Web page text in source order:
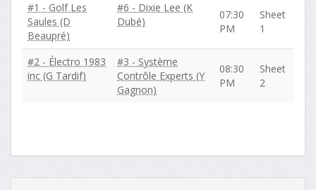
#1 - Golf Les
Saules (D
Beaupré)
#6 - Dixie Lee (K
Dubé)
07:30
PM
Sheet
1
#2 - Électro 1983
inc (G Tardif)
#3 - Système
Contrôle Experts (Y
Gagnon)
08:30
PM
Sheet
2